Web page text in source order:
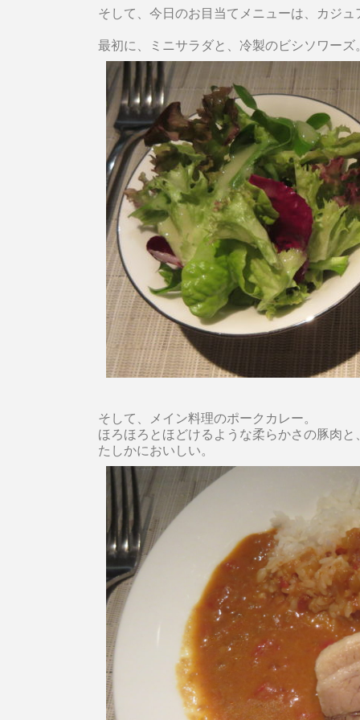
そして、今日のお目当てメニューは、カジ
最初に、ミニサラダと、冷製のビシソワーズ
そして、メイン料理のポークカレー。
ほろほろとほどけるような柔らかさの豚肉
たしかにおいしい。